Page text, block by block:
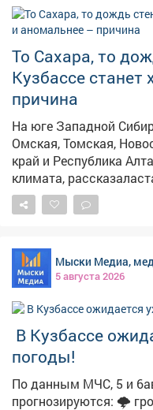
То Сахара, то
Кузбассе
причина
На юге Западной
Омская, Томская,
край и Республика
климата,
Института
экологических систем
Сибири" . – Если нынешние тенденции сохранятся,
лето в Сибири будет
контрастнее,
сменяться дождливыми,
данным в июне и июле
рекордную жару, при
слабее ожидаемого.
доступ влажному
тепло из Средней
Мыски Медиа,
5 августа 2026
В Кузбассе
погоды!
По данным МЧС, 5 и
прогнозируются: 🌩 грозы; 🌧 сильные дожди; 🧊